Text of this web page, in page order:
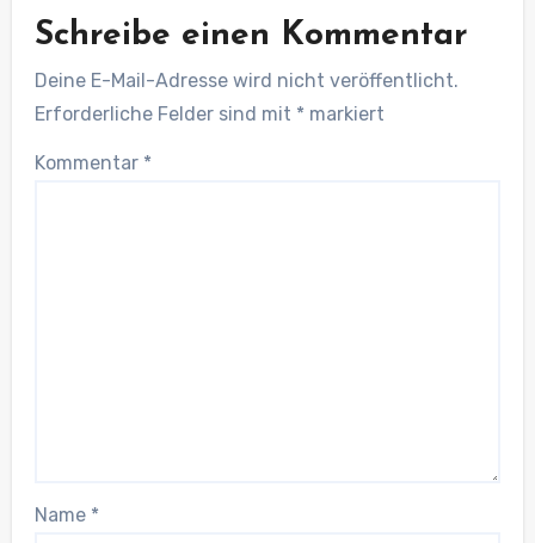
Schreibe einen Kommentar
Deine E-Mail-Adresse wird nicht veröffentlicht.
Erforderliche Felder sind mit * markiert
Kommentar *
Name *